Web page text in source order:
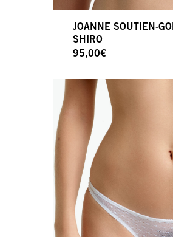
JOANNE SOUTIEN-
SHIRO
95,00€